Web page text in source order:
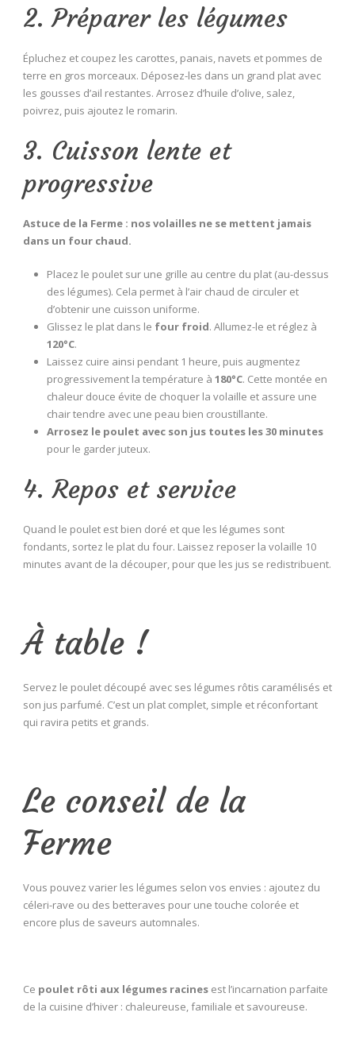
2. Préparer les légumes
Épluchez et coupez les carottes, panais, navets et pommes de
terre en gros morceaux. Déposez-les dans un grand plat avec
les gousses d’ail restantes. Arrosez d’huile d’olive, salez,
poivrez, puis ajoutez le romarin.
3. Cuisson lente et
progressive
Astuce de la Ferme : nos volailles ne se mettent jamais
dans un four chaud.
Placez le poulet sur une grille au centre du plat (au-dessus
des légumes). Cela permet à l’air chaud de circuler et
d’obtenir une cuisson uniforme.
Glissez le plat dans le four froid. Allumez-le et réglez à
120°C.
Laissez cuire ainsi pendant 1 heure, puis augmentez
progressivement la température à 180°C. Cette montée en
chaleur douce évite de choquer la volaille et assure une
chair tendre avec une peau bien croustillante.
Arrosez le poulet avec son jus toutes les 30 minutes
pour le garder juteux.
4. Repos et service
Quand le poulet est bien doré et que les légumes sont
fondants, sortez le plat du four. Laissez reposer la volaille 10
minutes avant de la découper, pour que les jus se redistribuent.
À table !
Servez le poulet découpé avec ses légumes rôtis caramélisés et
son jus parfumé. C’est un plat complet, simple et réconfortant
qui ravira petits et grands.
Le conseil de la
Ferme
Vous pouvez varier les légumes selon vos envies : ajoutez du
céleri-rave ou des betteraves pour une touche colorée et
encore plus de saveurs automnales.
Ce poulet rôti aux légumes racines est l’incarnation parfaite
de la cuisine d’hiver : chaleureuse, familiale et savoureuse.